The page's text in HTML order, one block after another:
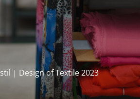
| Design of Textile 2023